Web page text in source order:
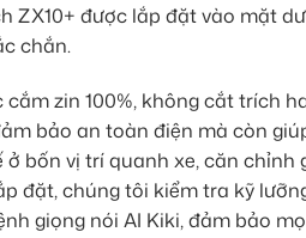
ZX10+ được lắp đặt vào mặt
chắn.
zin 100%, không cắt trích
bảo an toàn điện mà còn
bốn vị trí quanh xe, căn
đặt, chúng tôi kiểm tra kỹ
giọng nói AI Kiki, đảm bảo